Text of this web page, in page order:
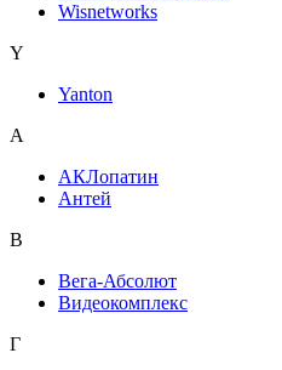
Wisnetworks
Y
Yanton
А
АКЛопатин
Антей
В
Вега-Абсолют
Видеокомплекс
Г